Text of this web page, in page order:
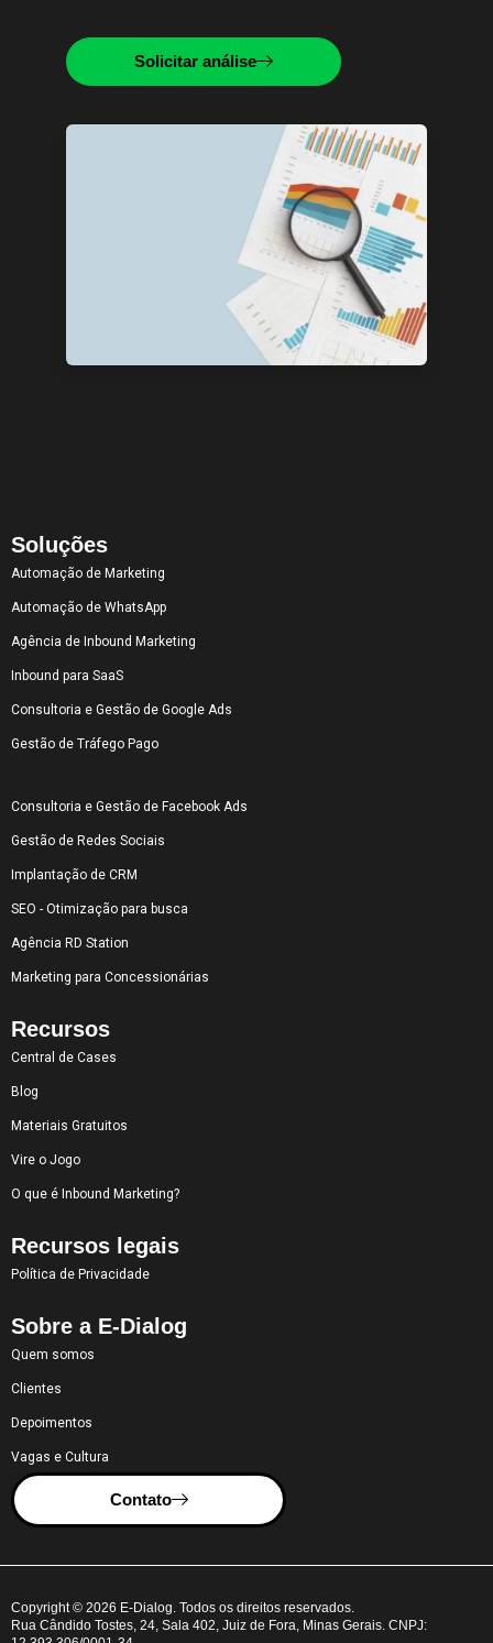
Solicitar análise
Soluções
Automação de Marketing
Automação de WhatsApp
Agência de Inbound Marketing
Inbound para SaaS
Consultoria e Gestão de Google Ads
Gestão de Tráfego Pago
Consultoria e Gestão de Facebook Ads
Gestão de Redes Sociais
Implantação de CRM
SEO - Otimização para busca
Agência RD Station
Marketing para Concessionárias
Recursos
Central de Cases
Blog
Materiais Gratuitos
Vire o Jogo
O que é Inbound Marketing?
Recursos legais
Política de Privacidade
Sobre a E-Dialog
Quem somos
Clientes
Depoimentos
Vagas e Cultura
Contato
Copyright © 2026 E-Dialog. Todos os direitos reservados.
Rua Cândido Tostes, 24, Sala 402, Juiz de Fora, Minas Gerais. CNPJ: